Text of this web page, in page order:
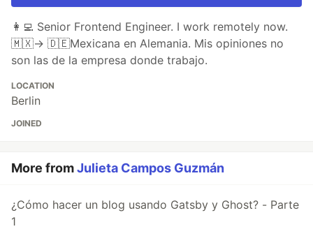
👩‍💻 Senior Frontend Engineer. I work remotely now.
🇲🇽→ 🇩🇪Mexicana en Alemania. Mis opiniones no
son las de la empresa donde trabajo.
LOCATION
Berlin
JOINED
More fromJulieta Campos Guzmán
¿Cómo hacer un blog usando Gatsby y Ghost? - Parte
1